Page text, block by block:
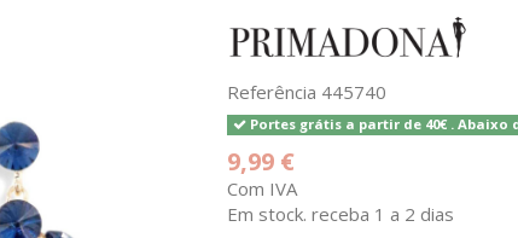
Referência 445740
Portes grátis a partir de 40€ . Abaixo
9,99 €
Com IVA
Em stock. receba 1 a 2 dias